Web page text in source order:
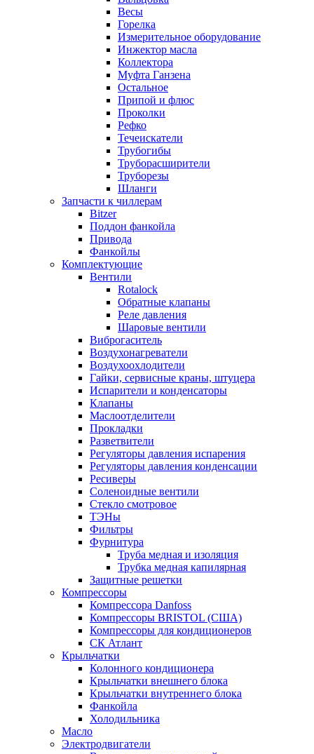
Весы
Горелка
Измерительное оборудование
Инжектор масла
Коллектора
Муфта Ганзена
Остальное
Припой и флюс
Проколки
Рефко
Течеискатели
Трубогибы
Труборасширители
Труборезы
Шланги
Запчасти к чиллерам
Bitzer
Поддон фанкойла
Привода
Фанкойлы
Комплектующие
Вентили
Rotalock
Обратные клапаны
Реле давления
Шаровые вентили
Виброгаситель
Воздухонагреватели
Воздухоохлодители
Гайки, сервисные краны, штуцера
Испарители и конденсаторы
Клапаны
Маслоотделители
Прокладки
Разветвители
Регуляторы давления испарения
Регуляторы давления конденсации
Ресиверы
Соленоидные вентили
Стекло смотровое
ТЭНы
Фильтры
Фурнитура
Труба медная и изоляция
Трубка медная капилярная
Защитные решетки
Компрессоры
Компрессора Danfoss
Компрессоры BRISTOL (США)
Компрессоры для кондиционеров
СК Атлант
Крыльчатки
Колонного кондиционера
Крыльчатки внешнего блока
Крыльчатки внутреннего блока
Фанкойла
Холодильника
Масло
Электродвигатели